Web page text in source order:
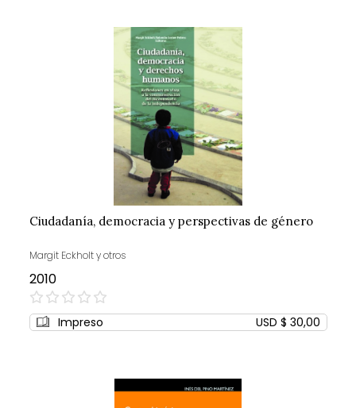
Ciudadanía, democracia y perspectivas de género
Margit Eckholt y otros
2010
0%
Impreso USD $ 30,00